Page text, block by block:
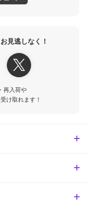
見逃しなく！
再入荷や
け取れます！